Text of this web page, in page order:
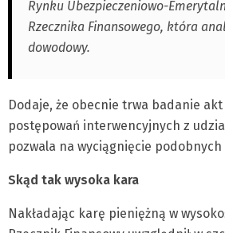
Rynku Ubezpieczeniowo-
Rzecznika Finansowego, która
dowodowy.
Dodaje, że obecnie trwa badanie
postępowań interwencyjnych z
pozwala na wyciągnięcie podobnych
Skąd tak wysoka kara
Nakładając karę pieniężną w